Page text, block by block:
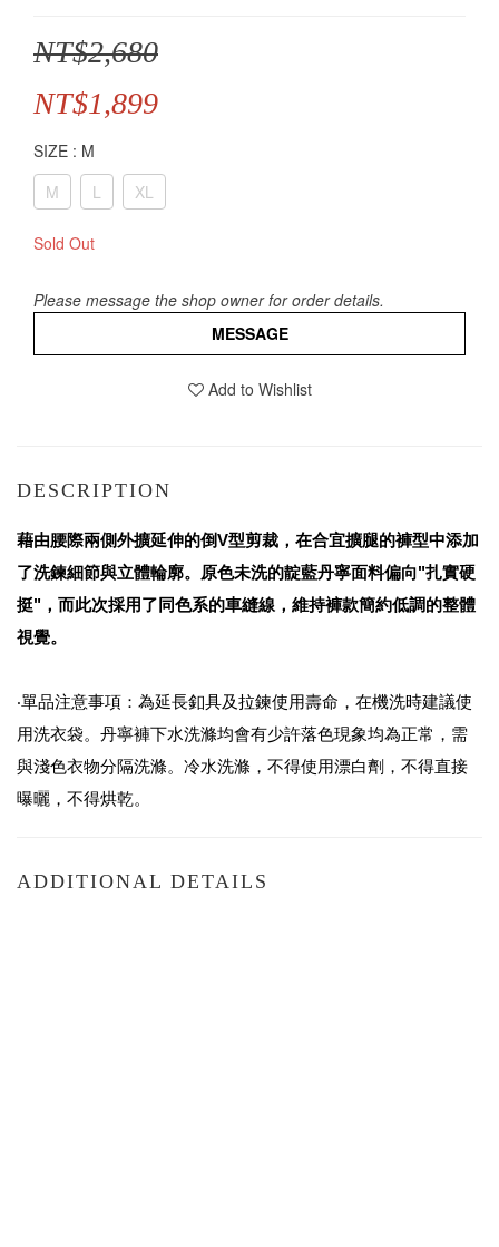
NT$2,680
NT$1,899
SIZE : M
M
L XL
Sold Out
Please message the shop owner for order details.
MESSAGE
Add to Wishlist
DESCRIPTION
藉由腰際兩側外擴延伸的倒V型剪裁，在合宜擴腿的褲型中添加
了洗鍊細節與立體輪廓。原色未洗的靛藍丹寧面料偏向"扎實硬
挺"，而此次採用了同色系的車縫線，維持褲款簡約低調的整體
視覺。
‧單品注意事項：為延長釦具及拉鍊使用壽命，在機洗時建議使
用洗衣袋。丹寧褲下水洗滌均會有少許落色現象均為正常，需
與淺色衣物分隔洗滌。冷水洗滌，不得使用漂白劑，不得直接
曝曬，不得烘乾。
ADDITIONAL DETAILS